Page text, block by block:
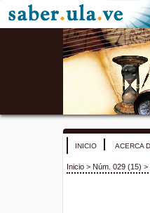
INICIO ACERCA
Inicio > Núm. 029 (15) >